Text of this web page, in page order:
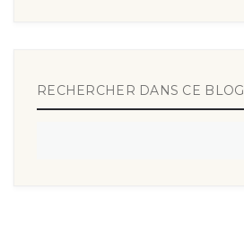
RECHERCHER DANS CE BLOG